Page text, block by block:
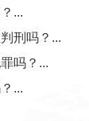
...
刑吗？...
吗？...
...